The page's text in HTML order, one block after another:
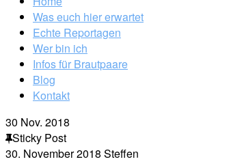
Was euch hier erwartet
Echte Reportagen
Wer bin ich
Infos für Brautpaare
Blog
Kontakt
30 Nov. 2018
Sticky Post
30. November 2018 Steffen